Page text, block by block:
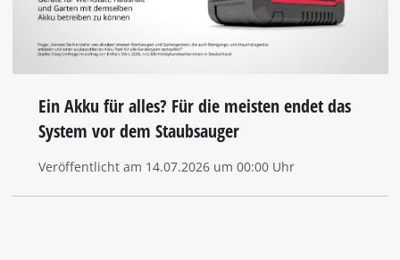
Ein Akku für alles? Für die meisten endet das
System vor dem Staubsauger
Veröffentlicht am 14.07.2026 um 00:00 Uhr